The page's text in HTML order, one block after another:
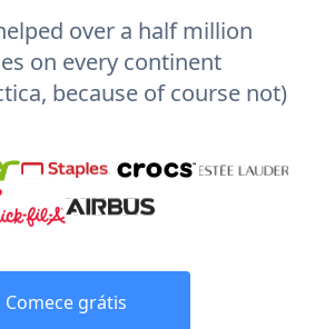
over a half million
on every continent
because of course not)
Comece grátis